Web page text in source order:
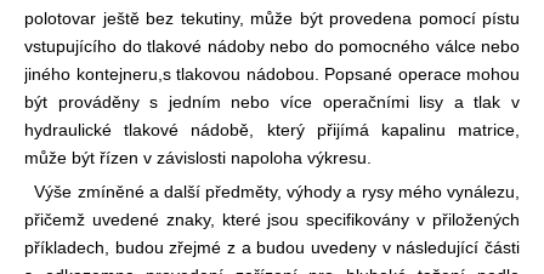
polotovar ještě bez tekutiny, může být provedena pomocí pístu
vstupujícího do tlakové nádoby nebo do pomocného válce nebo
jiného kontejneru, s tlakovou nádobou. Popsané operace mohou
být prováděny s jedním nebo více operačními lisy a tlak v
hydraulické tlakové nádobě, který přijímá kapalinu matrice,
může být řízen v závislosti napoloha výkresu.
Výše zmíněné a další předměty, výhody a rysy mého vynálezu,
přičemž uvedené znaky, které jsou specifikovány v přiložených
příkladech, budou zřejmé z a budou uvedeny v následující části